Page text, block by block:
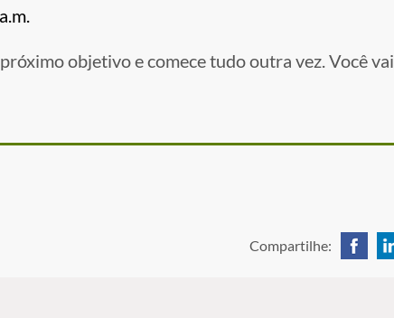
objetivo e comece tudo outra vez. Você vai
Compartilhe: